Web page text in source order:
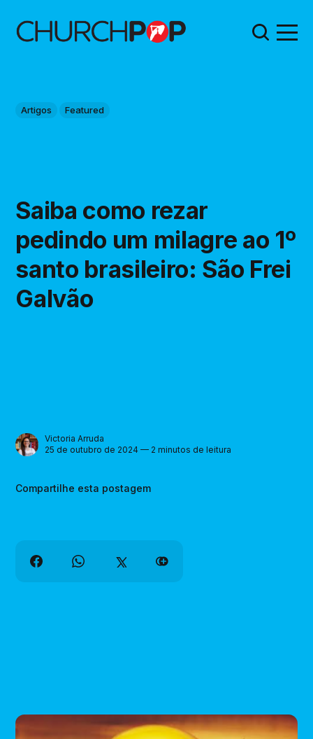
Artigos Featured
Saiba como rezar
pedindo um milagre ao 1º
santo brasileiro: São Frei
Galvão
Victoria Arruda
25 de outubro de 2024 — 2 minutos de leitura
Compartilhe esta postagem